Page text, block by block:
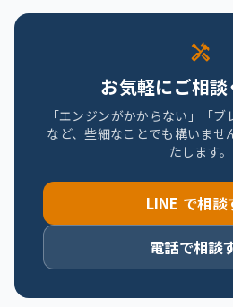
handyman
お気軽にご相
「エンジンがかからない」「ブ
など、些細なことでも構いませ
たします。
LINE で相談
電話で相談